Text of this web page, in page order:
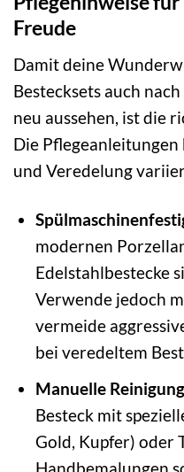
Freude
Damit deine
Bestecksets auch
neu aussehen, ist die
Die
und Veredelung
modernen
Edelstahlbestecke
Verwende jedoch
vermeide
bei veredeltem
Manuelle
Besteck mit
Gold, Kupfer) oder